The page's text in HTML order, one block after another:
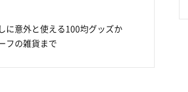
に意外と使える100均グッズか
フの雑貨まで